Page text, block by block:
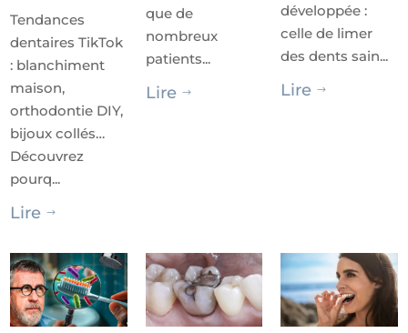
Tendances
dentaires TikTok
: blanchiment
maison,
orthodontie DIY,
bijoux collés…
Découvrez
pourq...
Lire $
que de
nombreux
patients...
Lire $
développée :
celle de limer
des dents sain...
Lire $